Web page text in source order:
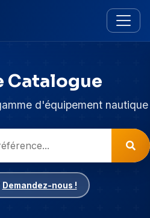
d'équipement nautique
Demandez-nous !